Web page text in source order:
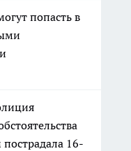
попасть в
16-